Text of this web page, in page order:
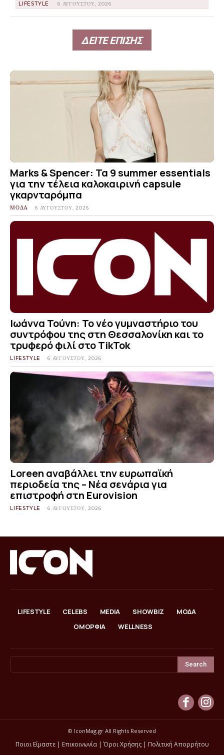
LIFESTYLE 6 ΑΥΓΟΎΣΤΟΥ, 2026
ΔΕΙΤΕ ΕΠΙΣΗΣ
Marks & Spencer: Τα 9 summer essentials
για την τέλεια καλοκαιρινή capsule
γκαρνταρόμπα
ΜΟΔΑ 6 ΑΥΓΟΎΣΤΟΥ, 2026
Ιωάννα Τούνη: Το νέο γυμναστήριο του
συντρόφου της στη Θεσσαλονίκη και το
τρυφερό φιλί στο TikTok
LIFESTYLE 6 ΑΥΓΟΎΣΤΟΥ, 2026
Loreen αναβάλλει την ευρωπαϊκή
περιοδεία της – Νέα σενάρια για
επιστροφή στη Eurovision
LIFESTYLE 6 ΑΥΓΟΎΣΤΟΥ, 2026
LIFESTYLE CELEBS MEDIA SHOWBIZ
ΜΟΔΑ
ΟΜΟΡΦΙΑ
WELLNESS
Search
© IconMag.gr All Rights Reserved
Ποιοι Είμαστε| Επικοινωνία|Όροι Χρήσης| Πολιτική Απορρήτου